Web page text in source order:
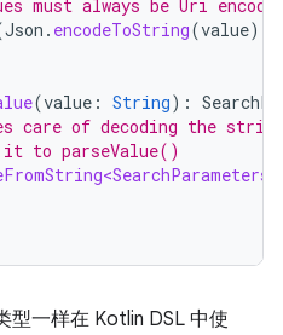
must always be Uri
Json . encodeToString(value))
(value : String):
care of decoding the string
to parseValue()
型一样在 Kotlin DSL 中使